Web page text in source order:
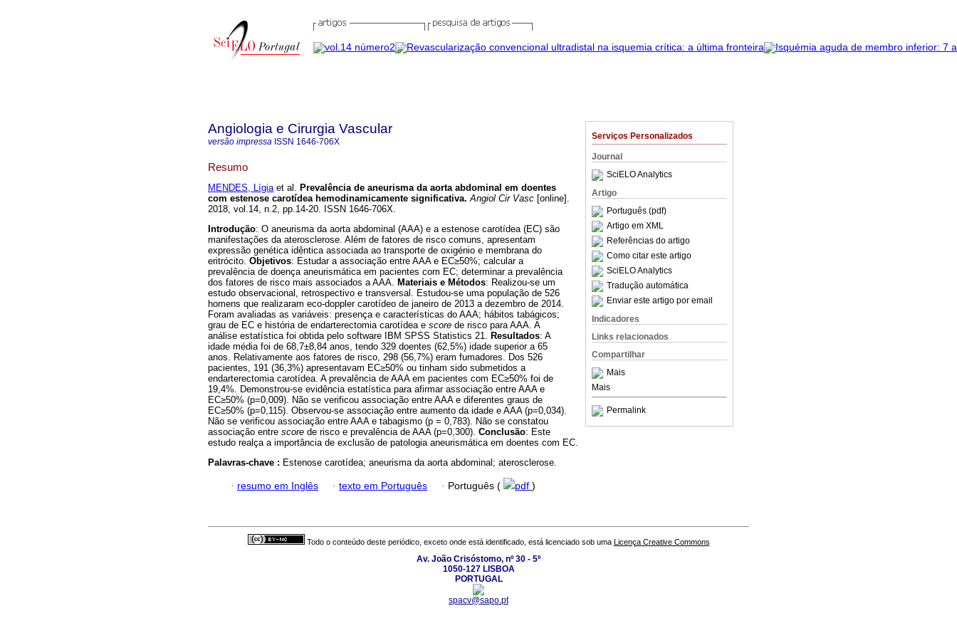
Serviços Personalizados
Journal
SciELO Analytics
Artigo
Português (pdf)
Artigo em XML
Referências do artigo
Como citar este artigo
SciELO Analytics
Tradução automática
Enviar este artigo por email
Indicadores
Links relacionados
Compartilhar
Mais
Mais
Permalink
Angiologia e Cirurgia Vascular
versão impressa ISSN 1646-706X
Resumo
MENDES, Lígiaet al. Prevalência de aneurisma da aorta abdominal em doentes
com estenose carotídea hemodinamicamente significativa. Angiol Cir Vasc [online].
2018, vol.14, n.2, pp.14-20. ISSN 1646-706X.
Introdução: O aneurisma da aorta abdominal (AAA) e a estenose carotídea (EC) são
manifestações da aterosclerose. Além de fatores de risco comuns, apresentam
expressão genética idêntica associada ao transporte de oxigénio e membrana do
eritrócito. Objetivos: Estudar a associação entre AAA e EC≥50%; calcular a
prevalência de doença aneurismática em pacientes com EC; determinar a prevalência
dos fatores de risco mais associados a AAA. Materiais e Métodos: Realizou-se um
estudo observacional, retrospectivo e transversal. Estudou-se uma população de 526
homens que realizaram eco-doppler carotídeo de janeiro de 2013 a dezembro de 2014.
Foram avaliadas as variáveis: presença e características do AAA; hábitos tabágicos;
grau de EC e história de endarterectomia carotídea e score de risco para AAA. A
análise estatística foi obtida pelo software IBM SPSS Statistics 21. Resultados: A
idade média foi de 68,7±8,84 anos, tendo 329 doentes (62,5%) idade superior a 65
anos. Relativamente aos fatores de risco, 298 (56,7%) eram fumadores. Dos 526
pacientes, 191 (36,3%) apresentavam EC≥50% ou tinham sido submetidos a
endarterectomia carotídea. A prevalência de AAA em pacientes com EC≥50% foi de
19,4%. Demonstrou-se evidência estatística para afirmar associação entre AAA e
EC≥50% (p=0,009). Não se verificou associação entre AAA e dife­rentes graus de
EC≥50% (p=0,115). Observou-se associação entre aumento da idade e AAA (p=0,034).
Não se verificou asso­ciação entre AAA e tabagismo (p = 0,783). Não se constatou
associação entre score de risco e prevalência de AAA (p=0,300). Conclusão: Este
estudo realça a importância de exclusão de patologia aneurismática em doentes com EC.
Palavras-chave : Estenose carotídea; aneurisma da aorta abdominal; aterosclerose.
· resumo em Inglês · texto em Português · Português ( pdf )
Todo o conteúdo deste periódico, exceto onde está identificado, está licenciado sob uma Licença Creative Commons
Av. João Crisóstomo, nº 30 - 5º
1050-127 LISBOA
PORTUGAL
spacv@sapo.pt